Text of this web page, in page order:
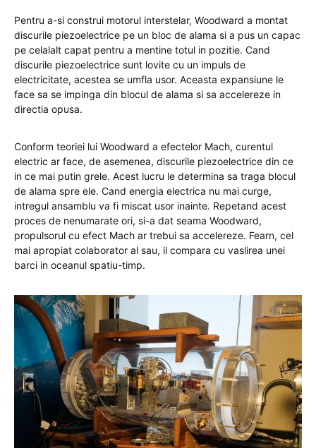
Pentru a-si construi motorul interstelar, Woodward a montat
discurile piezoelectrice pe un bloc de alama si a pus un capac
pe celalalt capat pentru a mentine totul in pozitie. Cand
discurile piezoelectrice sunt lovite cu un impuls de
electricitate, acestea se umfla usor. Aceasta expansiune le
face sa se impinga din blocul de alama si sa accelereze in
directia opusa.
Conform teoriei lui Woodward a efectelor Mach, curentul
electric ar face, de asemenea, discurile piezoelectrice din ce
in ce mai putin grele. Acest lucru le determina sa traga blocul
de alama spre ele. Cand energia electrica nu mai curge,
intregul ansamblu va fi miscat usor inainte. Repetand acest
proces de nenumarate ori, si-a dat seama Woodward,
propulsorul cu efect Mach ar trebui sa accelereze. Fearn, cel
mai apropiat colaborator al sau, il compara cu vaslirea unei
barci in oceanul spatiu-timp.